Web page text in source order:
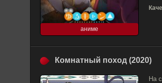
аниме
Комнатный поход (2020)
На